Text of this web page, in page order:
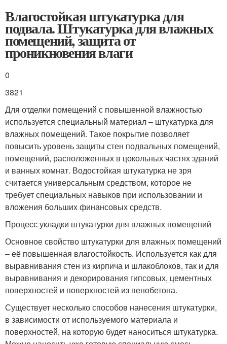
Влагостойкая штукатурка для
подвала. Штукатурка для влажных
помещений, защита от
проникновения влаги
0
3821
Для отделки помещений с повышенной влажностью
используется специальный материал – штукатурка для
влажных помещений. Такое покрытие позволяет
повысить уровень защиты стен подвальных помещений,
помещений, расположенных в цокольных частях зданий
и ванных комнат. Водостойкая штукатурка не зря
считается универсальным средством, которое не
требует специальных навыков при использовании и
вложения больших финансовых средств.
Процесс укладки штукатурки для влажных помещений
Основное свойство штукатурки для влажных помещений
– её повышенная влагостойкость. Используется как для
выравнивания стен из кирпича и шлакоблоков, так и для
выравнивания и декорирования гипсовых, цементных
поверхностей и поверхностей из пенобетона.
Существует несколько способов нанесения штукатурки,
в зависимости от используемого материала и
поверхностей, на которую будет наноситься штукатурка.